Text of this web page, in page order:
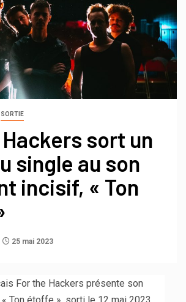
SORTIE
sort un
single au son
incisif, « Ton
25 mai 2023
For the Hackers présente son